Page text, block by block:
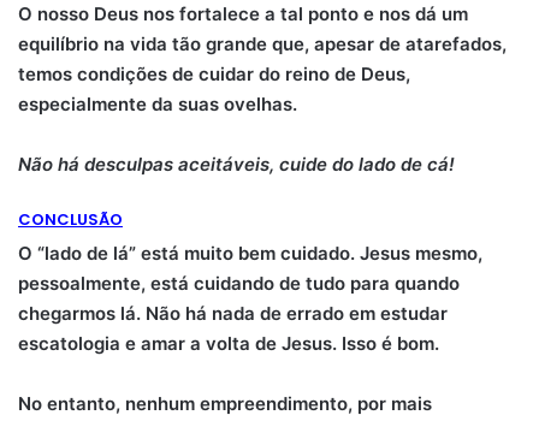
O nosso Deus nos fortalece a tal ponto e nos dá um
equilíbrio na vida tão grande que, apesar de atarefados,
temos condições de cuidar do reino de Deus,
especialmente da suas ovelhas.
Não há desculpas aceitáveis, cuide do lado de cá!
CONCLUSÃO
O “lado de lá” está muito bem cuidado. Jesus mesmo,
pessoalmente, está cuidando de tudo para quando
chegarmos lá. Não há nada de errado em estudar
escatologia e amar a volta de Jesus. Isso é bom.
No entanto, nenhum empreendimento, por mais